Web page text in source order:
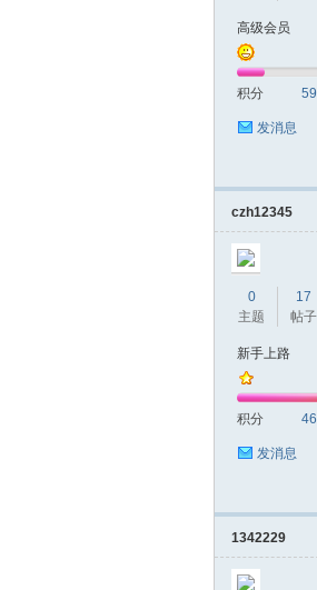
圳
高级会员
积分
发消息
czh12345
0
主题
17
帖子
新手上路
积分 46
发消息
1342229